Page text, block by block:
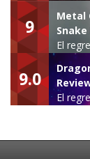
9
Metal
El
leyenda
9.0
El